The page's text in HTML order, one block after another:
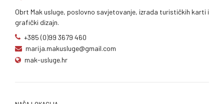
Obrt Mak usluge, poslovno savjetovanje, izrada turističkih karti i
grafički dizajn.
+385 (0)99 3679 460
marija.makusluge@gmail.com
mak-usluge.hr